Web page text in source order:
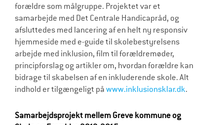
forældre som målgruppe. Projektet var et
samarbejde med Det Centrale Handicapråd, og
afsluttedes med lancering af en helt ny responsiv
hjemmeside med e-guide til skolebestyrelsens
arbejde med inklusion, film til forældremøder,
principforslag og artikler om, hvordan forældre kan
bidrage til skabelsen af en inkluderende skole. Alt
indhold er tilgængeligt påwww.inklusionsklar.dk.
Samarbejdsprojekt mellem Greve kommune og